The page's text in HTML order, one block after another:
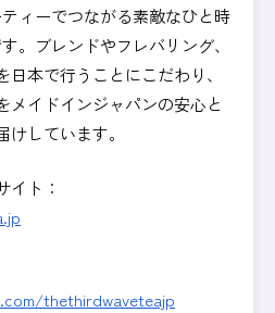
ィーでつながる素敵なひと時
。ブレンドやフレバリング、
本で行うことにこだわり、
メイドインジャパンの安心と
しています。
イト：
thethirdwaveteajp